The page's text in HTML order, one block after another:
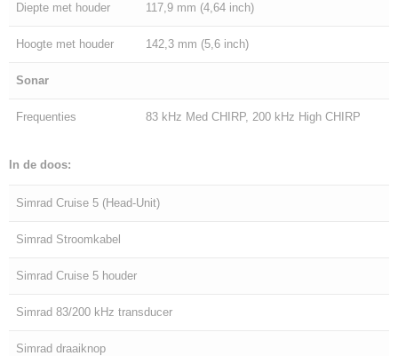
Diepte met houder 117,9 mm (4,64 inch)
Hoogte met houder 142,3 mm (5,6 inch)
Sonar
Frequenties 83 kHz Med CHIRP, 200 kHz High CHIRP
In de doos:
Simrad Cruise 5 (Head-Unit)
Simrad Stroomkabel
Simrad Cruise 5 houder
Simrad 83/200 kHz transducer
Simrad draaiknop